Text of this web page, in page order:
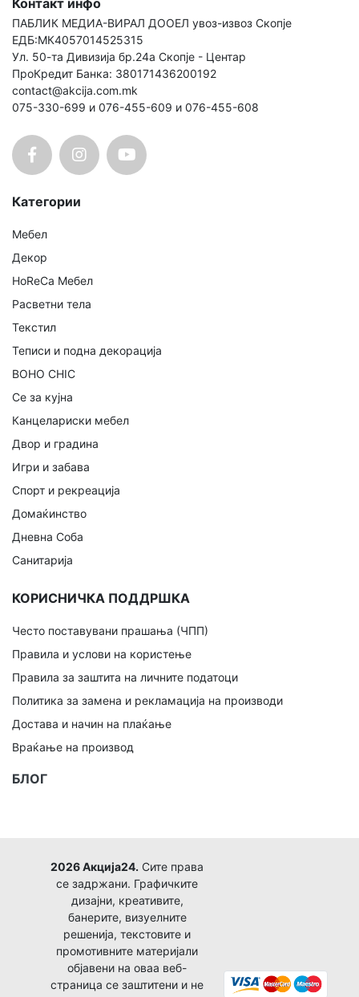
ПАБЛИК МЕДИА-ВИРАЛ ДООЕЛ увоз-извоз Скопје
ЕДБ:МК4057014525315
Ул. 50-та Дивизија бр.24а Скопје - Центар
ПроКредит Банка: 380171436200192
contact@akcija.com.mk
075-330-699 и 076-455-609 и 076-455-608
Категории
Мебел
Декор
HoReCa Мебел
Расветни тела
Текстил
Теписи и подна декорација
BOHO CHIC
Се за кујна
Канцелариски мебел
Двор и градина
Игри и забава
Спорт и рекреација
Домаќинство
Дневна Соба
Санитарија
КОРИСНИЧКА ПОДДРШКА
Често поставувани прашања (ЧПП)
Правила и услови на користење
Правила за заштита на личните податоци
Политика за замена и рекламација на производи
Достава и начин на плаќање
Враќање на производ
БЛОГ
2026 Акција24. Сите права
се задржани. Графичките
дизајни, креативите,
банерите, визуелните
решенија, текстовите и
промотивните материјали
објавени на оваа веб-
страница се заштитени и не